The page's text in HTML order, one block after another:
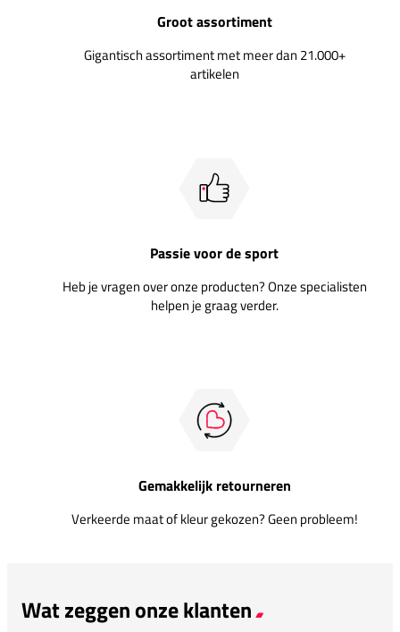
Groot assortiment
Gigantisch assortiment met meer dan 21.000+
artikelen
Passie voor de sport
Heb je vragen over onze producten? Onze specialisten
helpen je graag verder.
Gemakkelijk retourneren
Verkeerde maat of kleur gekozen? Geen probleem!
Wat zeggen onze klanten